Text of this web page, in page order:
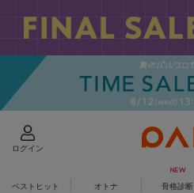
ログイン
ベストヒット オトナ 骨格診断